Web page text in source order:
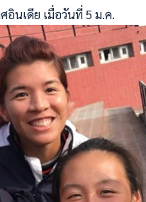
อินเดีย เมื่อวันที่ 5 ม.ค.